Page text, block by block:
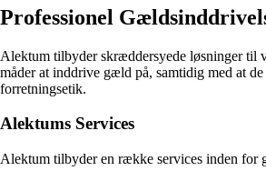
Professionel
Alektum tilbyder skræddersyede løsninger til
måder at inddrive gæld på, samtidig med at
forretningsetik.
Alektums Services
Alektum tilbyder en række services inden for